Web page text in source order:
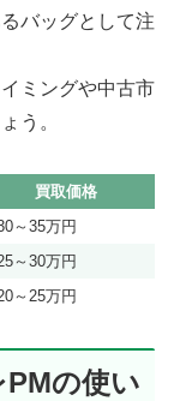
バッグとして注
ミングや中古市
う。
買取価格
～35万円
～30万円
～25万円
の使い